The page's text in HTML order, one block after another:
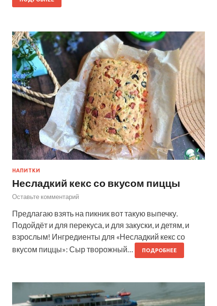
НАПИТКИ
Несладкий кекс со вкусом пиццы
Оставьте комментарий
Предлагаю взять на пикник вот такую выпечку.
Подойдёт и для перекуса, и для закуски, и детям, и
взрослым! Ингредиенты для «Несладкий кекс со
вкусом пиццы»: Сыр творожный…
ПОДРОБНЕЕ